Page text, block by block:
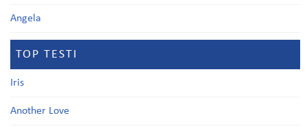
Angela
TOP TESTI
Iris
Another Love